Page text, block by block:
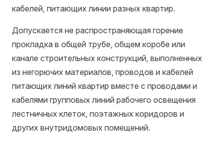
кабелей, питающих линии разных квартир.
Допускается не распространяющая горение
прокладка в общей трубе, общем коробе или
канале строительных конструкций, выполненных
из негорючих материалов, проводов и кабелей
питающих линий квартир вместе с проводами и
кабелями групповых линий рабочего освещения
лестничных клеток, поэтажных коридоров и
других внутридомовых помещений.